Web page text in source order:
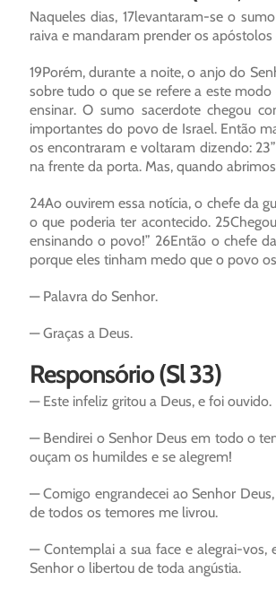
Naqueles dias, 17levantaram-se o
raiva e mandaram prender os
19Porém, durante a noite, o anjo do
sobre tudo o que se refere a este
ensinar. O sumo sacerdote chegou
importantes do povo de Israel. Então
os encontraram e voltaram dizendo:
na frente da porta. Mas, quando
24Ao ouvirem essa notícia, o chefe da
o que poderia ter acontecido.
ensinando o povo!” 26Então o chefe
porque eles tinham medo que o povo
— Palavra do Senhor.
— Graças a Deus.
Responsório (Sl 33)
— Este infeliz gritou a Deus, e foi ouvido.
— Bendirei o Senhor Deus em todo o
ouçam os humildes e se alegrem!
— Comigo engrandecei ao Senhor
de todos os temores me livrou.
— Contemplai a sua face e alegrai-
Senhor o libertou de toda angústia.